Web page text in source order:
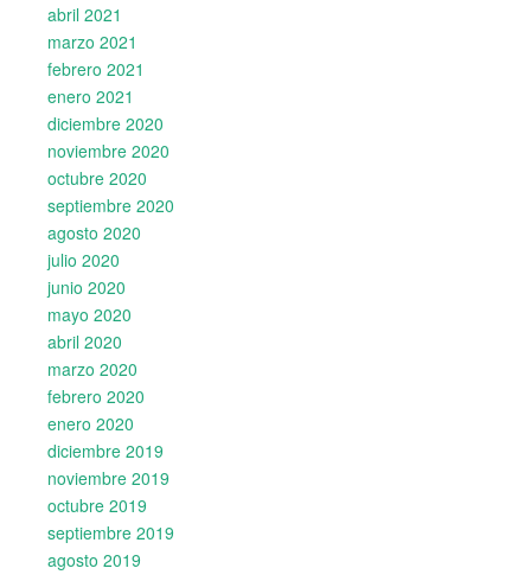
abril 2021
marzo 2021
febrero 2021
enero 2021
diciembre 2020
noviembre 2020
octubre 2020
septiembre 2020
agosto 2020
julio 2020
junio 2020
mayo 2020
abril 2020
marzo 2020
febrero 2020
enero 2020
diciembre 2019
noviembre 2019
octubre 2019
septiembre 2019
agosto 2019